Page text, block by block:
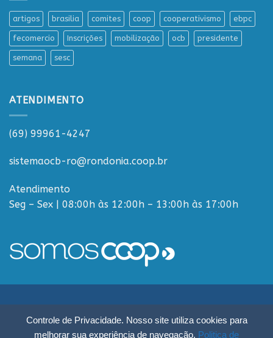
Controle de Privacidade. Nosso site utiliza cookies para
melhorar sua experiência de navegação. Politica de
artigos brasilia comites coop cooperativismo ebpc
fecomercio Inscrições mobilização ocb presidente
semana sesc
ATENDIMENTO
(69) 99961-4247
sistemaocb-ro@rondonia.coop.br
Atendimento
Seg – Sex | 08:00h às 12:00h – 13:00h às 17:00h
Sistema OCB Rondônia © Todos os Direitos Reservados - R. Paulo
Macalão, 4675 - Flodoaldo Pontes Pinto, Porto Velho - RO, 76820-454